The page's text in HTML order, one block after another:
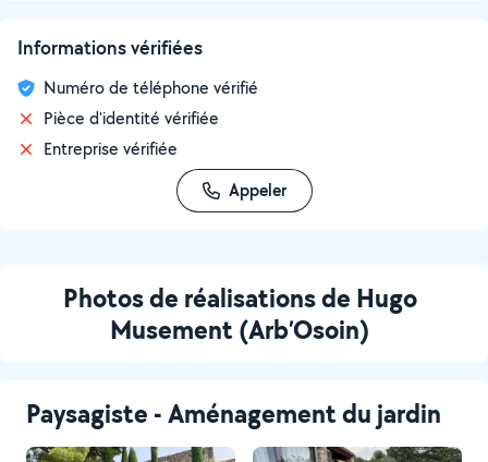
Informations vérifiées
Numéro de téléphone vérifié
Pièce d'identité vérifiée
Entreprise vérifiée
Appeler
Photos de réalisations de Hugo
Musement (Arb’Osoin)
Paysagiste - Aménagement du jardin